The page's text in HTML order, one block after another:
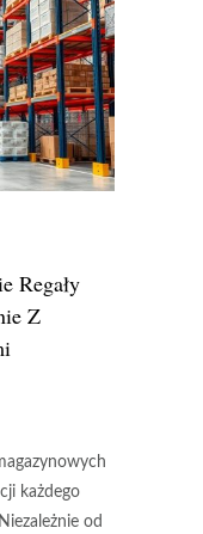
Regały
Z
każdego
od